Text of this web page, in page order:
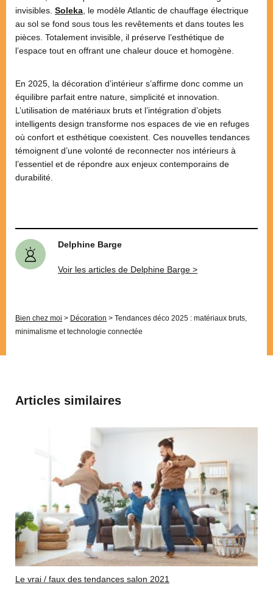
invisibles. Soleka , le modèle Atlantic de chauffage électrique
au sol se fond sous tous les revêtements et dans toutes les
pièces. Totalement invisible, il préserve l’esthétique de
l’espace tout en offrant une chaleur douce et homogène.
En 2025, la décoration d’intérieur s’affirme donc comme un
équilibre parfait entre nature, simplicité et innovation.
L’utilisation de matériaux bruts et l’intégration d’objets
intelligents design transforme nos espaces de vie en refuges
où confort et esthétique coexistent. Ces nouvelles tendances
témoignent d’une volonté de reconnecter nos intérieurs à
l’essentiel et de répondre aux enjeux contemporains de
durabilité.
Delphine Barge
Voir les articles de Delphine Barge >
Bien chez moi > Décoration > Tendances déco 2025 : matériaux bruts,
minimalisme et technologie connectée
Articles similaires
Le vrai / faux des tendances salon 2021